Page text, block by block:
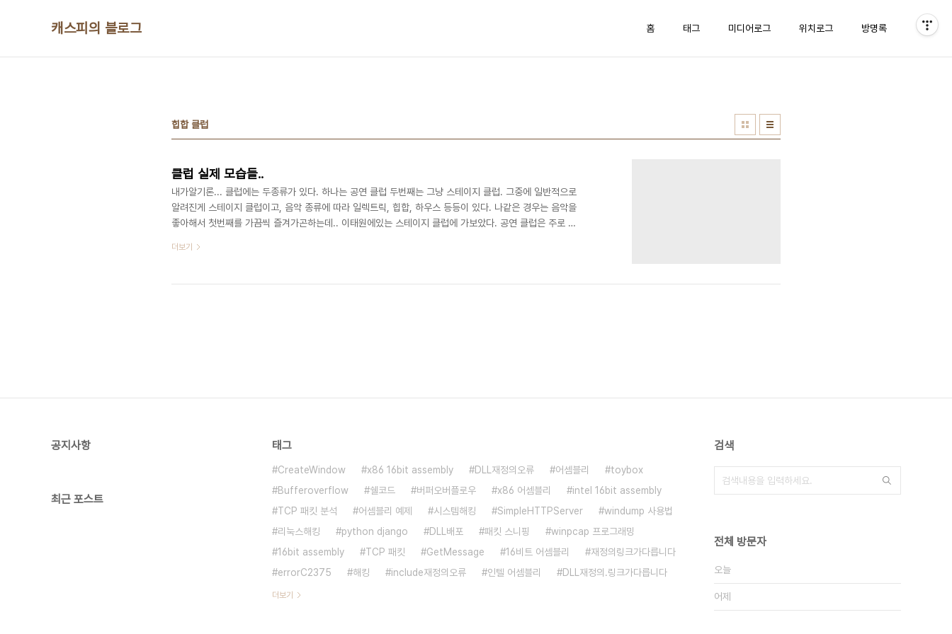
캐스피의 블로그 홈 태그 미디어로그 위치로그 방명록
힙합 클럽
클럽 실제 모습들..
내가알기론... 클럽에는 두종류가 있다. 하나는 공연 클럽 두번째는 그냥 스테이지 클럽. 그중에 일반적으로
알려진게 스테이지 클럽이고, 음악 종류에 따라 일렉트릭, 힙합, 하우스 등등이 있다. 나같은 경우는 음악을
좋아해서 첫번째를 가끔씩 즐겨가곤하는데.. 이태원에있는 스테이지 클럽에 가보았다. 공연 클럽은 주로 인
려진게 두번째 스테이지 클럽인데.(물론 순수하게 음악이나 힙합 댄스를 좋아해서 가는사람도 상당수 있
려놓곤 한다. 막 이런(?) 사진들.. 그러나.. 실제 공연 클럽은.. 대부분 안이렇고.. 스..
더보기
공지사항
최근 포스트
태그
CreateWindow x86 16bit assembly DLL재정의오류 어셈블리
toybox
Bufferoverflow
쉘코드 버퍼오버플로우 x86 어셈블리
intel 16bit assembly
TCP 패킷 분석
어셈블리 예제 시스템해킹 SimpleHTTPServer
windump 사용법
리눅스해킹
python django DLL배포 패킷 스니핑
winpcap 프로그래밍
16bit assembly
TCP 패킷 GetMessage 16비트 어셈블리
재정의링크가다릅니다
errorC2375
해킹 include재정의오류 인텔 어셈블리 DLL재정의.링크가다릅니다
더보기
검색
전체 방문자
오늘
어제